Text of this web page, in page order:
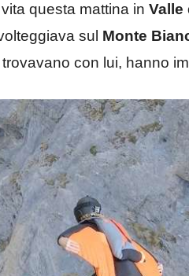
questa mattina in Valle
sul Monte
con lui, hanno